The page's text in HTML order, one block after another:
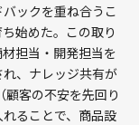
ックを重ね合うこ
始めた。この取り
担当・開発担当を
、ナレッジ共有が
客の不安を先回り
ることで、商品設